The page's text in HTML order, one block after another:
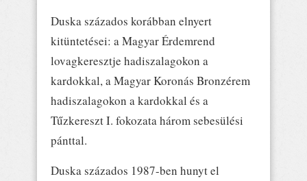
Duska százados korábban elnyert
kitüntetései: a Magyar Érdemrend
lovagkeresztje hadiszalagokon a
kardokkal, a Magyar Koronás Bronzérem
hadiszalagokon a kardokkal és a
Tűzkereszt I. fokozata három sebesülési
pánttal.
Duska százados 1987-ben hunyt el